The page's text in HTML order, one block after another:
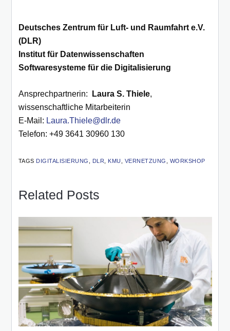
Deutsches Zentrum für Luft- und Raumfahrt e.V.
(DLR)
Institut für Datenwissenschaften
Softwaresysteme für die Digitalisierung
Ansprechpartnerin: Laura S. Thiele,
wissenschaftliche Mitarbeiterin
E-Mail: Laura.Thiele@dlr.de
Telefon: +49 3641 30960 130
TAGS DIGITALISIERUNG DLR KMU VERNETZUNG WORKSHOP
Related Posts